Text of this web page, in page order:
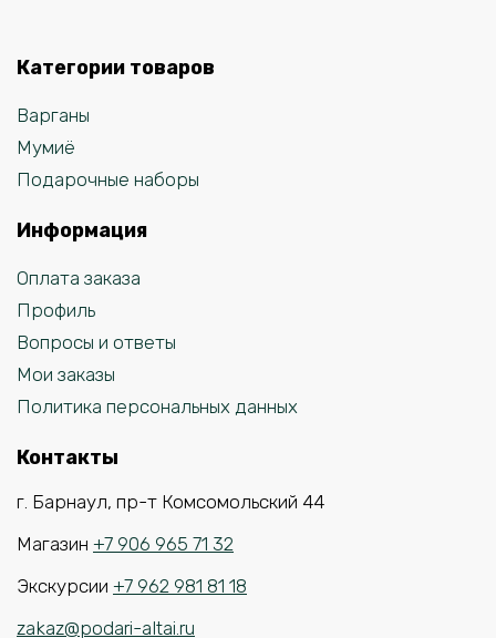
Категории товаров
Варганы
Мумиё
Подарочные наборы
Информация
Оплата заказа
Профиль
Вопросы и ответы
Мои заказы
Политика персональных данных
Контакты
г. Барнаул, пр-т Комсомольский 44
Магазин +7 906 965 71 32
Экскурсии +7 962 981 81 18
zakaz@podari-altai.ru